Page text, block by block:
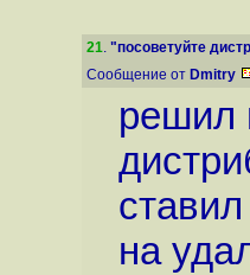
21. "посоветуйте
Сообщение от Dmitry
решил
на